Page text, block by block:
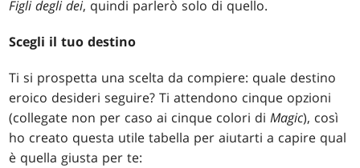
Figli degli dei, quindi parlerò solo di quello.
Scegli il tuo destino
Ti si prospetta una scelta da compiere: quale destino
eroico desideri seguire? Ti attendono cinque opzioni
(collegate non per caso ai cinque colori diMagic), così
ho creato questa utile tabella per aiutarti a capire qual
è quella giusta per te: